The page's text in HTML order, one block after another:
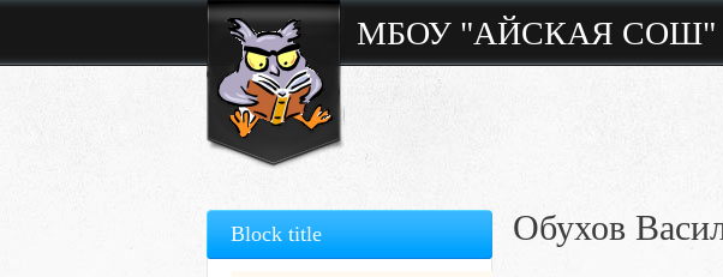
МБОУ "АЙСКАЯ СОШ"
Обухов
Block title